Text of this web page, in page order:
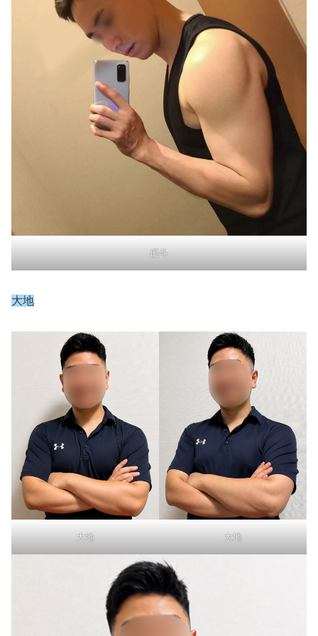
優斗
大地
大地 大地